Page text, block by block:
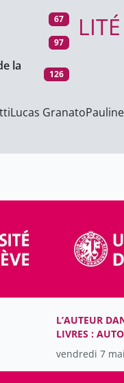
67
97
la
126
Lucas Granato
L’AUTEUR
LIVRES :
MATÉRIALITÉ
DU MOYEN
vendredi 7